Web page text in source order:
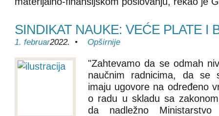
SINDIKAT NAUKE: VEĆE PLATE I
1. februar2022. • Opširnije
"Zahtevamo da se odmah
naučnim radnicima, da se
imaju ugovore na određeno
o radu u skladu sa
da nadležno